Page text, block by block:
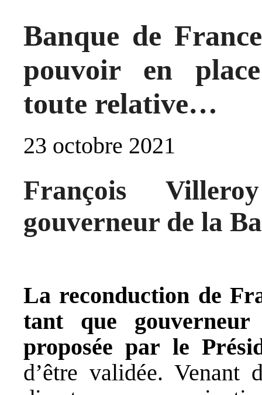
Banque de
pouvoir en
toute relative…
23 octobre 2021
François
gouverneur de la
La reconduction de
tant que
proposée par le
d’être validée.